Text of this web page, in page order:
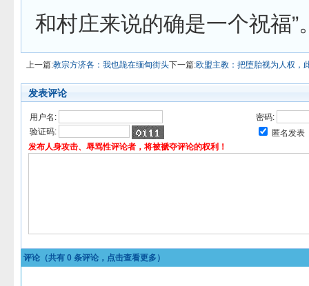
和村庄来说的确是一个祝福”
上一篇:教宗方济各：我也跪在缅甸街头下一篇:欧盟主教：把堕胎视为人权，
发表评论
用户名:
密码:
验证码:
匿名发表
发布人身攻击、辱骂性评论者，将被褫夺评论的权利！
评论（共有 0 条评论，点击查看更多）